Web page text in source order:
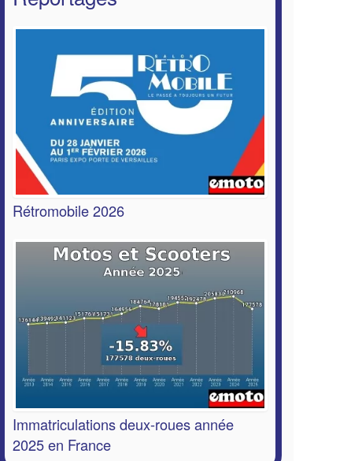
Rétromobile 2026
Immatriculations deux-roues année
2025 en France